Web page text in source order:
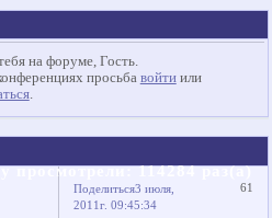
на форуме, Гость.
просьба войтиили
.
просмотрели:114284раз(а)
Поделиться 61
3 июля,
2011г. 09:45:34